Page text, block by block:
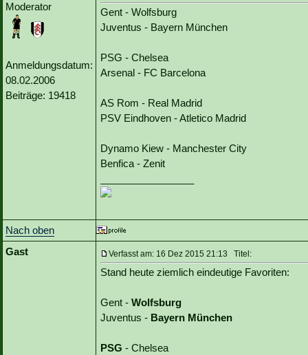
Moderator
Anmeldungsdatum:
08.02.2006
Beiträge: 19418
Gent - Wolfsburg
Juventus - Bayern München
PSG - Chelsea
Arsenal - FC Barcelona
AS Rom - Real Madrid
PSV Eindhoven - Atletico Madrid
Dynamo Kiew - Manchester City
Benfica - Zenit
Nach oben
Gast
Verfasst am: 16 Dez 2015 21:13 Titel:
Stand heute ziemlich eindeutige Favoriten:
Gent - Wolfsburg
Juventus - Bayern München
PSG - Chelsea